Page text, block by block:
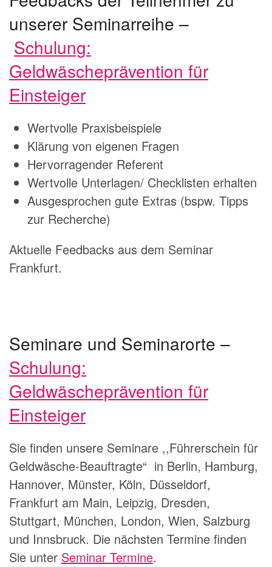
unserer Seminarreihe –
Schulung:
Geldwäscheprävention für
Einsteiger
Wertvolle Praxisbeispiele
Klärung von eigenen Fragen
Hervorragender Referent
Wertvolle Unterlagen/ Checklisten erhalten
Ausgesprochen gute Extras (bspw. Tipps
zur Recherche)
Aktuelle Feedbacks aus dem Seminar
Frankfurt.
Seminare und Seminarorte –
Schulung:
Geldwäscheprävention für
Einsteiger
Sie finden unsere Seminare ,,Führerschein für
Geldwäsche-Beauftragte“ in Berlin, Hamburg,
Hannover, Münster, Köln, Düsseldorf,
Frankfurt am Main, Leipzig, Dresden,
Stuttgart, München, London, Wien, Salzburg
und Innsbruck. Die nächsten Termine finden
Sie unter Seminar Termine.